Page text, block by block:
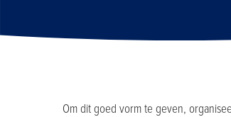
Om dit goed vorm te geven,